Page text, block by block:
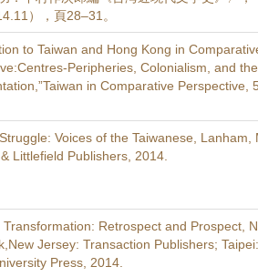
），頁28–31。
to Taiwan and Hong Kong in
Peripheries, Colonialism, and
in Comparative Perspective,
Struggle: Voices of the Taiwanese, Lanham,
Littlefield Publishers, 2014.
Transformation: Retrospect and Prospect,
Jersey: Transaction Publishers;
Press, 2014.